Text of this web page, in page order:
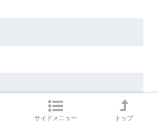
サイドメニュー トップ